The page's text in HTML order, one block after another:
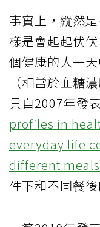
事實上，縱然
樣是會起起伏
個健康的人一
（相當於血糖
貝自2007年發
profiles in
everyday life
different meals
件下和不同餐